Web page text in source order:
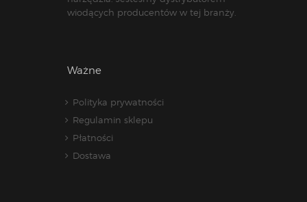
wiodących producentów w tej branży.
Ważne
Polityka prywatności
Regulamin sklepu
Płatności
Dostawa